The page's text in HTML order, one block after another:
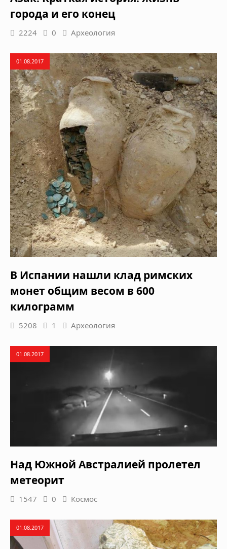
города и его конец
2224 0 Археология
01.08.2017
В Испании нашли клад римских
монет общим весом в 600
килограмм
5208 1 Археология
01.08.2017
Над Южной Австралией пролетел
метеорит
1547 0 Космос
01.08.2017